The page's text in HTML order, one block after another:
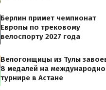
Берлин примет чемпионат
Европы по трековому
велоспорту 2027 года
Велогонщицы из Тулы
8 медалей на
турнире в Астане